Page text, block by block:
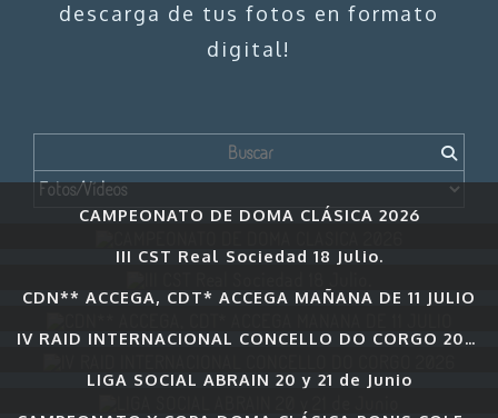
descarga de tus fotos en formato
digital!
CAMPEONATO DE DOMA CLÁSICA 2026
III CST Real Sociedad 18 Julio.
CDN** ACCEGA, CDT* ACCEGA MAÑANA DE 11 JULIO
LIGA SOCIAL ABRAIN 20 y 21 de Junio